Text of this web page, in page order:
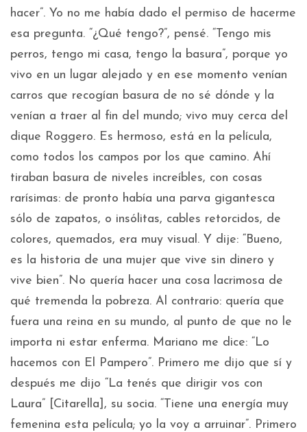
hacer”. Yo no me había dado el permiso de hacerme
esa pregunta. “¿Qué tengo?”, pensé. “Tengo mis
perros, tengo mi casa, tengo la basura”, porque yo
vivo en un lugar alejado y en ese momento venían
carros que recogían basura de no sé dónde y la
venían a traer al fin del mundo; vivo muy cerca del
dique Roggero. Es hermoso, está en la película,
como todos los campos por los que camino. Ahí
tiraban basura de niveles increíbles, con cosas
rarísimas: de pronto había una parva gigantesca
sólo de zapatos, o insólitas, cables retorcidos, de
colores, quemados, era muy visual. Y dije: “Bueno,
es la historia de una mujer que vive sin dinero y
vive bien”. No quería hacer una cosa lacrimosa de
qué tremenda la pobreza. Al contrario: quería que
fuera una reina en su mundo, al punto de que no le
importa ni estar enferma. Mariano me dice: “Lo
hacemos con El Pampero”. Primero me dijo que sí y
después me dijo “La tenés que dirigir vos con
Laura” [Citarella], su socia. “Tiene una energía muy
femenina esta película; yo la voy a arruinar”. Primero